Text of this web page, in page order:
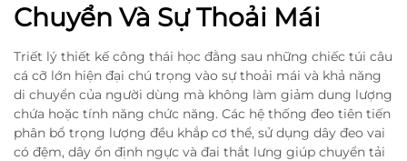
Chuyển Và Sự Thoải Mái
Triết lý thiết kế công thái học đằng sau những chiếc túi câu
cá cỡ lớn hiện đại chú trọng vào sự thoải mái và khả năng
di chuyển của người dùng mà không làm giảm dung lượng
chứa hoặc tính năng chức năng. Các hệ thống đeo tiên tiến
phân bổ trọng lượng đều khắp cơ thể, sử dụng dây đeo vai
có đệm, dây ổn định ngực và đai thắt lưng giúp chuyển tải